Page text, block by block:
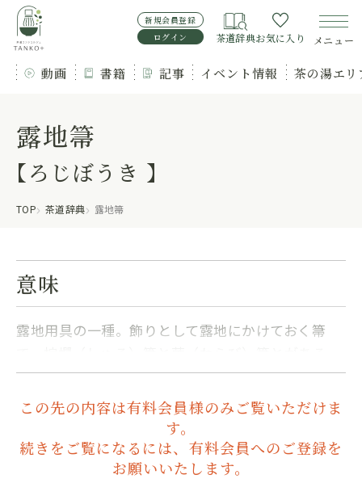
新規会員登録
ログイン
茶道辞典お気に入り メニュー
動画 書籍 記事 イベント情報 茶の湯エ
露地箒
【ろじぼうき 】
TOP 茶道辞典 露地箒
意味
露地用具の一種。飾りとして露地にかけておく箒
この先の内容は有料会員様のみご覧いただけま
す。
続きをご覧になるには、有料会員へのご登録を
お願いいたします。